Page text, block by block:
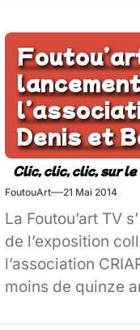
Denis et
FoutouArt 21 Mai 2014
La Foutou’art TV
de l’exposition
l’association
moins de quinze